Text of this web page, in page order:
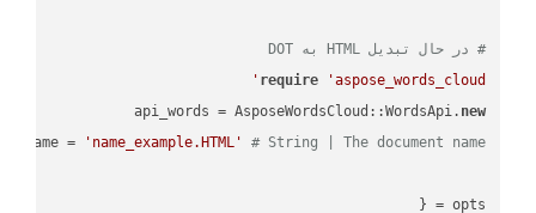
# در حال تبدیل HTML به DOT
require
'aspose_words_cloud'
api_words = AsposeWordsCloud::WordsApi. new
name =
'name_example.HTML' # String | The document name.